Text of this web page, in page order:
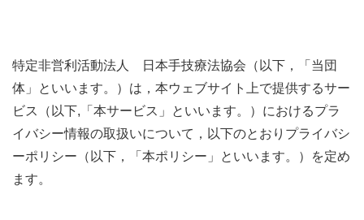
特定非営利活動法人 日本手技療法協会（以下，「当団
体」といいます。）は，本ウェブサイト上で提供するサー
ビス（以下,「本サービス」といいます。）におけるプラ
イバシー情報の取扱いについて，以下のとおりプライバシ
ーポリシー（以下，「本ポリシー」といいます。）を定め
ます。